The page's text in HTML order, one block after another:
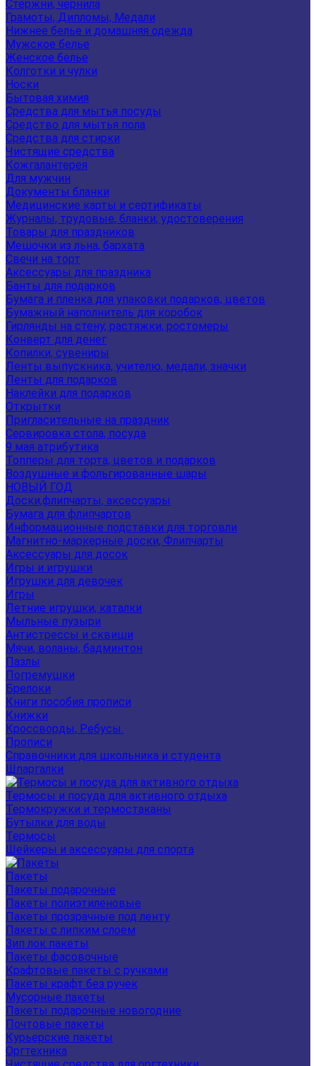
Стержни, чернила
Грамоты, Дипломы, Медали
Нижнее белье и домашняя одежда
Мужское белье
Женское белье
Колготки и чулки
Носки
Бытовая химия
Средства для мытья посуды
Средство для мытья пола
Средства для стирки
Чистящие средства
Кожгалантерея
Для мужчин
Документы бланки
Медицинские карты и сертификаты
Журналы, трудовые, бланки, удостоверения
Товары для праздников
Мешочки из льна, бархата
Свечи на торт
Аксессуары для праздника
Банты для подарков
Бумага и пленка для упаковки подарков, цветов
Бумажный наполнитель для коробок
Гирлянды на стену, растяжки, ростомеры
Конверт для денег
Копилки, сувениры
Ленты выпускника, учителю, медали, значки
Ленты для подарков
Наклейки для подарков
Открытки
Пригласительные на праздник
Сервировка стола, посуда
9 мая атрибутика
Топперы для торта, цветов и подарков
Воздушные и фольгированные шары
НОВЫЙ ГОД
Доски,флипчарты, аксессуары
Бумага для флипчартов
Информационные подставки для торговли
Магнитно-маркерные доски, Флипчарты
Аксессуары для досок
Игры и игрушки
Игрушки для девочек
Игры
Летние игрушки, каталки
Мыльные пузыри
Антистрессы и сквиши
Мячи, воланы, бадминтон
Пазлы
Погремушки
Брелоки
Книги пособия прописи
Книжки
Кроссворды, Ребусы.
Прописи
Справочники для школьника и студента
Шпаргалки
Термосы и посуда для активного отдыха
Термокружки и термостаканы
Бутылки для воды
Термосы
Шейкеры и аксессуары для спорта
Пакеты
Пакеты подарочные
Пакеты полиэтиленовые
Пакеты прозрачные под ленту
Пакеты с липким слоем
Зип лок пакеты
Пакеты фасовочные
Крафтовые пакеты с ручками
Пакеты крафт без ручек
Мусорные пакеты
Пакеты подарочные новогодние
Почтовые пакеты
Курьерские пакеты
Оргтехника